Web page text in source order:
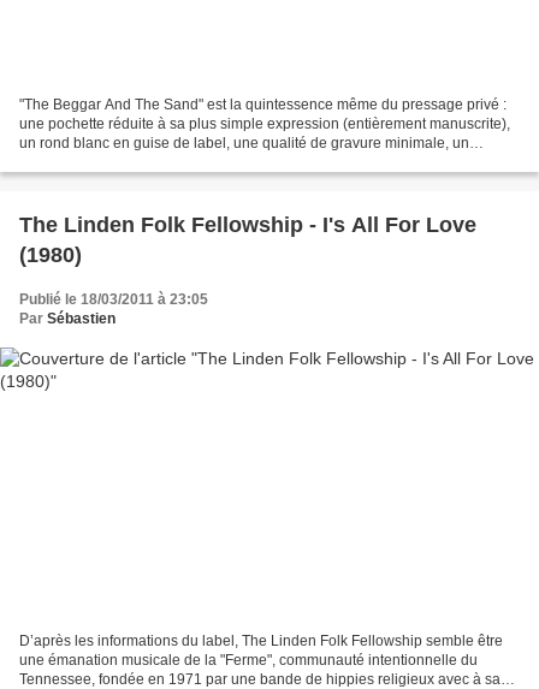
"The Beggar And The Sand" est la quintessence même du pressage privé :
une pochette réduite à sa plus simple expression (entièrement manuscrite),
un rond blanc en guise de label, une qualité de gravure minimale, un
The Linden Folk Fellowship - I's All For Love
(1980)
Publié le 18/03/2011 à 23:05
Par Sébastien
D’après les informations du label, The Linden Folk Fellowship semble être
une émanation musicale de la "Ferme", communauté intentionnelle du
Tennessee, fondée en 1971 par une bande de hippies religieux avec à sa